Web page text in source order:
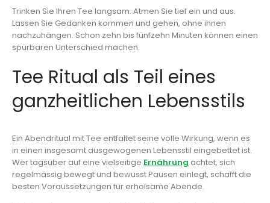
Trinken Sie Ihren Tee langsam. Atmen Sie tief ein und aus.
Lassen Sie Gedanken kommen und gehen, ohne ihnen
nachzuhängen. Schon zehn bis fünfzehn Minuten können einen
spürbaren Unterschied machen.
Tee Ritual als Teil eines
ganzheitlichen Lebensstils
Ein Abendritual mit Tee entfaltet seine volle Wirkung, wenn es
in einen insgesamt ausgewogenen Lebensstil eingebettet ist.
Wer tagsüber auf eine vielseitige Ernährung achtet, sich
regelmässig bewegt und bewusst Pausen einlegt, schafft die
besten Voraussetzungen für erholsame Abende.